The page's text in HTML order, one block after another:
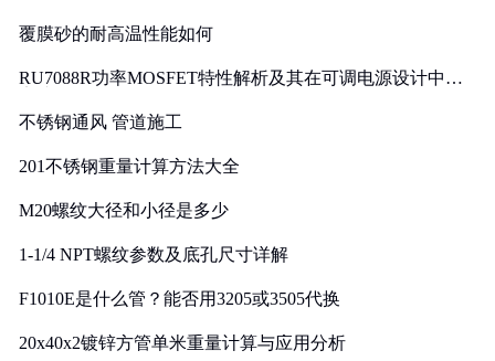
覆膜砂的耐高温性能如何
RU7088R功率MOSFET特性解析及其在可调电源设计中的
不锈钢通风 管道施工
201不锈钢重量计算方法大全
M20螺纹大径和小径是多少
1-1/4 NPT螺纹参数及底孔尺寸详解
F1010E是什么管？能否用3205或3505代换
20x40x2镀锌方管单米重量计算与应用分析